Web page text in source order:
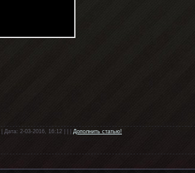
| Дата: 2-03-2016, 16:12 | | | Дополнить статью!